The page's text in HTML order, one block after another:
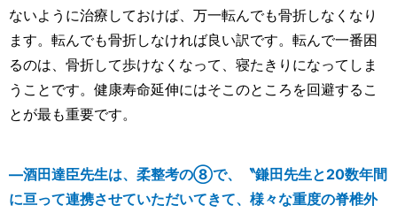
ないように治療しておけば、万一転んでも骨折しなくなり
ます。転んでも骨折しなければ良い訳です。転んで一番困
るのは、骨折して歩けなくなって、寝たきりになってしま
うことです。健康寿命延伸にはそこのところを回避するこ
とが最も重要です。
―酒田達臣先生は、柔整考の⑧で、〝鎌田先生と20数年間
に亘って連携させていただいてきて、様々な重度の脊椎外